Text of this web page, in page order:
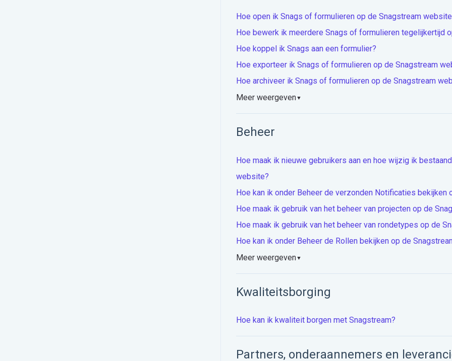
Hoe open ik Snags of formulieren op de Snagstream
Hoe bewerk ik meerdere Snags of formulieren tegelijkertijd
Hoe koppel ik Snags aan een formulier?
Hoe exporteer ik Snags of formulieren op de Snagstream
Hoe archiveer ik Snags of formulieren op de Snagstream
Meer weergeven▼
Beheer
Hoe maak ik nieuwe gebruikers aan en hoe wijzig ik
website?
Hoe kan ik onder Beheer de verzonden Notificaties bekijken
Hoe maak ik gebruik van het beheer van projecten op de
Hoe maak ik gebruik van het beheer van rondetypes op de
Hoe kan ik onder Beheer de Rollen bekijken op de
Meer weergeven▼
Kwaliteitsborging
Hoe kan ik kwaliteit borgen met Snagstream?
Partners, onderaannemers en